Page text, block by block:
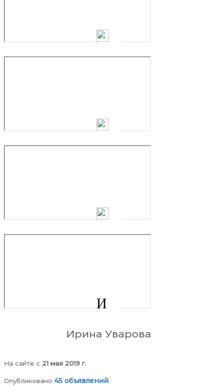
И
Ирина Уварова
На сайте c 21 мая 2019 г.
Опубликовано 45 объявлений